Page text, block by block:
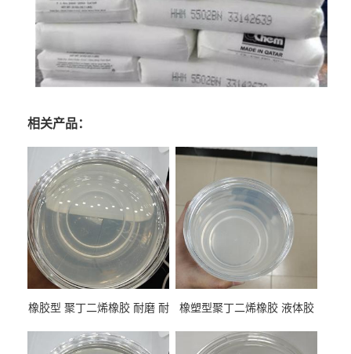
相关产品：
橡胶型 聚丁二烯橡胶 耐磨 耐
性
橡塑型聚丁二烯橡胶 液体胶
专用